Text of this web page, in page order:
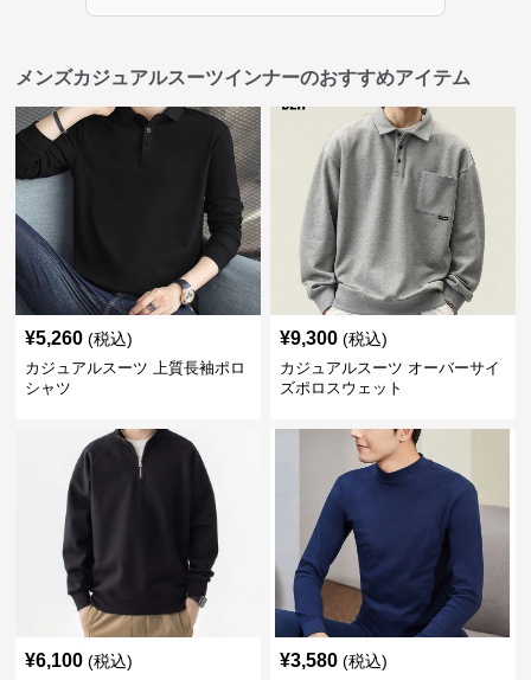
メンズカジュアルスーツインナーのおすすめアイテム
¥5,260 (税込)
カジュアルスーツ 上質長袖ポロ
シャツ
¥9,300 (税込)
カジュアルスーツ オーバーサイ
ズポロスウェット
¥6,100 (税込) ¥3,580 (税込)